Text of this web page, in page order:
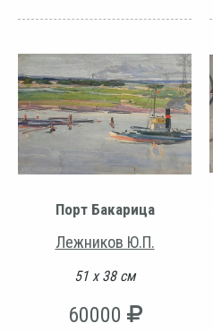
Порт Бакарица
Лежников Ю.П.
51 х 38 см
60000